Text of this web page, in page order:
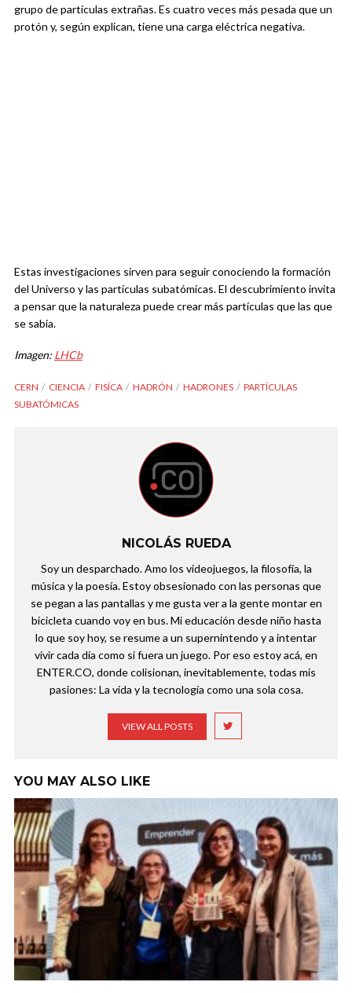
grupo de partículas extrañas. Es cuatro veces más pesada que un
protón y, según explican, tiene una carga eléctrica negativa.
Estas investigaciones sirven para seguir conociendo la formación
del Universo y las partículas subatómicas. El descubrimiento invita
a pensar que la naturaleza puede crear más partículas que las que
se sabía.
Imagen: LHCb
CERN CIENCIA FISÍCA HADRÓN HADRONES
PARTÍCULAS
SUBATÓMICAS
NICOLÁS RUEDA
Soy un desparchado. Amo los videojuegos, la filosofía, la
música y la poesía. Estoy obsesionado con las personas que
se pegan a las pantallas y me gusta ver a la gente montar en
bicicleta cuando voy en bus. Mi educación desde niño hasta
lo que soy hoy, se resume a un supernintendo y a intentar
vivir cada día como si fuera un juego. Por eso estoy acá, en
ENTER.CO, donde colisionan, inevitablemente, todas mis
pasiones: La vida y la tecnología como una sola cosa.
VIEW ALL POSTS
YOU MAY ALSO LIKE